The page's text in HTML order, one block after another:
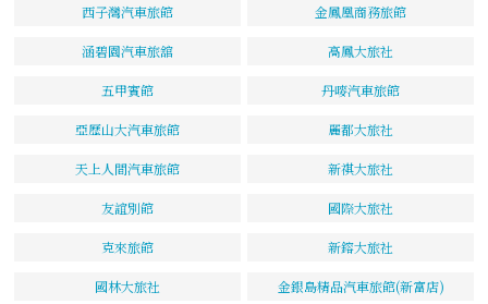
西子灣汽車旅館 金鳳凰商務旅館
涵碧園汽車旅舘 高鳳大旅社
五甲賓館 丹嘜汽車旅館
亞歷山大汽車旅館 麗都大旅社
天上人間汽車旅館 新祺大旅社
友誼別館 國際大旅社
克來旅館 新鎔大旅社
國林大旅社 金銀島精品汽車旅館(新富店)